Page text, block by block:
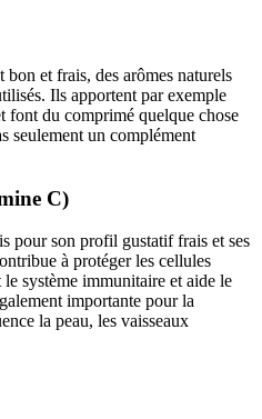
et frais, des arômes naturels
Ils apportent par exemple
font du comprimé quelque chose
seulement un complément
C)
pour son profil gustatif frais et ses
à protéger les cellules
système immunitaire et aide le
importante pour la
la peau, les vaisseaux